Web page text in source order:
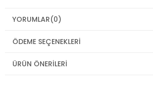
YORUMLAR(0)
ÖDEME SEÇENEKLERI
ÜRÜN ÖNERILERI